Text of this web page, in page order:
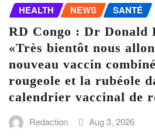
HEALTH
NEWS SANTÉ
RD Congo : Dr Donald
«Très bientôt nous
nouveau vaccin
rougeole et la rubéole
calendrier vaccinal de
Redaction Aug 3, 2026